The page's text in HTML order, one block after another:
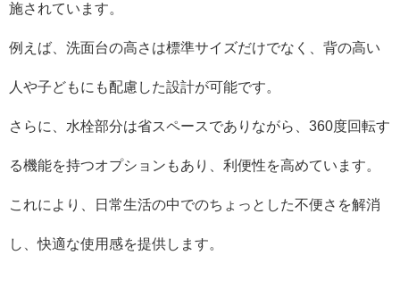
施されています。
例えば、洗面台の高さは標準サイズだけでなく、背の高い
人や子どもにも配慮した設計が可能です。
さらに、水栓部分は省スペースでありながら、360度回転す
る機能を持つオプションもあり、利便性を高めています。
これにより、日常生活の中でのちょっとした不便さを解消
し、快適な使用感を提供します。